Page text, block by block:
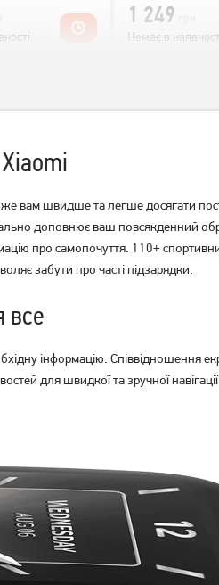
1 249
Немає в
Xiaomi Mi
Фітнес-браслет
Немає в
швидше та легше досягати
доповнює ваш повсякденний
про самопочуття. 110+
забути про часті підзарядки.
все
інформацію. Співвідношення
для швидкої та зручної